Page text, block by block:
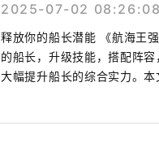
2025-07-02 08:26:08
释放你的船长潜能 《航海王
的船长，升级技能，搭配阵
大幅提升船长的综合实力。本